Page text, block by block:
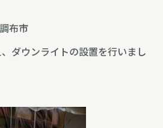
布市
ダウンライトの設置を行いまし